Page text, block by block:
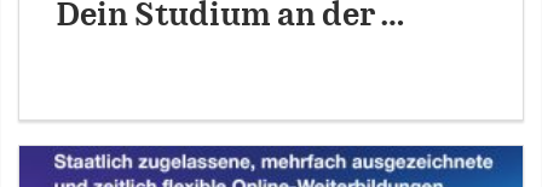
Dein Studium an der …